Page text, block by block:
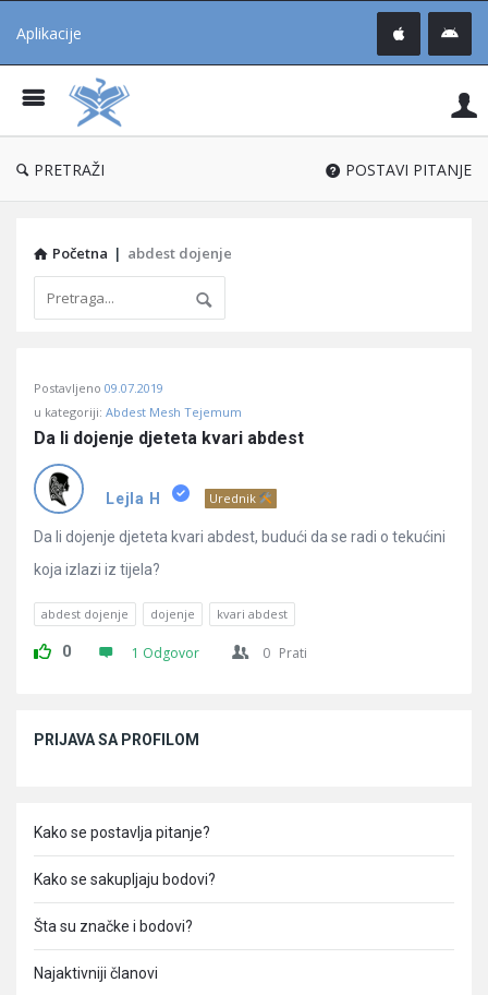
Aplikacije
®
PRETRAŽI POSTAVI PITANJE
Početna | abdest dojenje
Učene
Latest
Pitanja
Postavljeno 09.07.2019
u kategoriji: Abdest Mesh Tejemum
Da li dojenje djeteta kvari abdest
Lejla H Urednik
Da li dojenje djeteta kvari abdest, budući da se radi o tekućini
koja izlazi iz tijela?
abdest dojenje dojenje kvari abdest
0 1 Odgovor 0 Prati
PRIJAVA SA PROFILOM
Kako se postavlja pitanje?
Kako se sakupljaju bodovi?
Šta su značke i bodovi?
Najaktivniji članovi